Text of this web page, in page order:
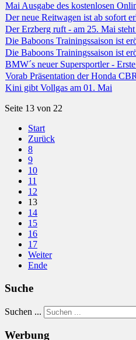
Mai Ausgabe des kostenlosen
Der neue Reitwagen ist ab sofort
Der Erzberg ruft - am 25. Mai
Die Baboons Trainingssaison ist
Die Baboons Trainingssaison ist
BMW´s neuer Supersportler -
Vorab Präsentation der Honda
Kini gibt Vollgas am 01. Mai
Seite 13 von 22
Start
Zurück
8
9
10
11
12
13
14
15
16
17
Weiter
Ende
Suche
Suchen ...
Werbung